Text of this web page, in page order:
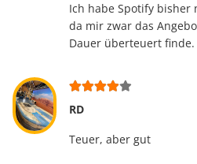
Ich habe Spotify bisher
da mir zwar das
Dauer überteuert finde.
RD
Teuer, aber gut